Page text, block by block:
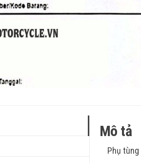
Mô tả
Phụ tùng